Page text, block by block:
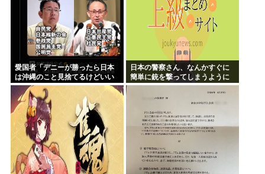
愛国者「デニーが勝ったら日本
は沖縄のこと見捨てるけどいい
の？」
日本の警察さん、なんかすぐに
簡単に銃を撃ってしまうように
なる…